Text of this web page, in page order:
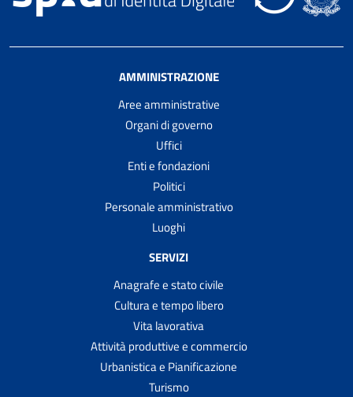
AMMINISTRAZIONE
Aree amministrative
Organi di governo
Uffici
Enti e fondazioni
Politici
Personale amministrativo
Luoghi
SERVIZI
Anagrafe e stato civile
Cultura e tempo libero
Vita lavorativa
Attività produttive e commercio
Urbanistica e Pianificazione
Turismo